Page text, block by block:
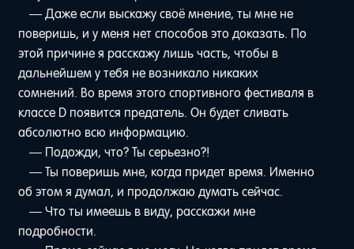
— Даже если выскажу своё мнение, ты мне не
поверишь, и у меня нет способов это доказать. По
этой причине я расскажу лишь часть, чтобы в
дальнейшем у тебя не возникало никаких
сомнений. Во время этого спортивного фестиваля в
классе D появится предатель. Он будет сливать
абсолютно всю информацию.
— Подожди, что? Ты серьезно?!
— Ты поверишь мне, когда придет время. Именно
об этом я думал, и продолжаю думать сейчас.
— Что ты имеешь в виду, расскажи мне
подробности.